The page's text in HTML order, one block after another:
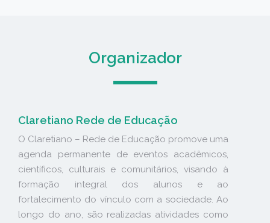
Organizador
Claretiano Rede de Educação
O Claretiano – Rede de Educação promove uma
agenda permanente de eventos acadêmicos,
científicos, culturais e comunitários, visando à
formação integral dos alunos e ao
fortalecimento do vínculo com a sociedade. Ao
longo do ano, são realizadas atividades como